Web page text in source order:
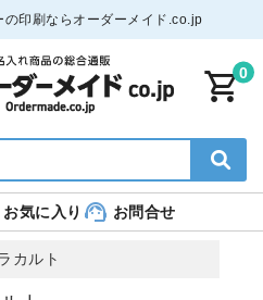
印刷ならオーダーメイド.co.jp
0
お気に入り お問合せ
カルト